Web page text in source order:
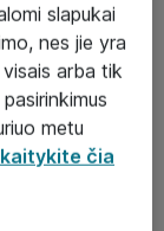
slapukai
nes jie yra
arba tik
metu
čia